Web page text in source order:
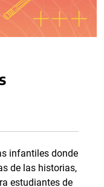
infantiles donde
de las historias,
estudiantes de